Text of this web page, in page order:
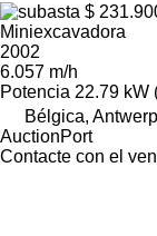
$
Miniexcavadora
2002
6.057 m/h
Potencia 22.79 kW
Bélgica, Antwerp
AuctionPort
Contacte con el